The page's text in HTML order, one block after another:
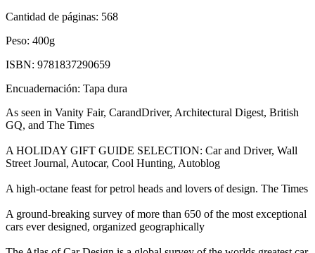
Cantidad de páginas: 568
Peso: 400g
ISBN: 9781837290659
Encuadernación: Tapa dura
As seen in Vanity Fair, CarandDriver, Architectural Digest, British
GQ, and The Times
A HOLIDAY GIFT GUIDE SELECTION: Car and Driver, Wall
Street Journal, Autocar, Cool Hunting, Autoblog
A high-octane feast for petrol heads and lovers of design. The Times
A ground-breaking survey of more than 650 of the most exceptional
cars ever designed, organized geographically